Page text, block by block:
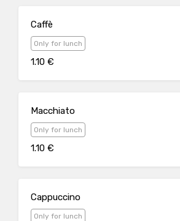
Caffè
Only for lunch
1.10 €
Macchiato
Only for lunch
1.10 €
Cappuccino
Only for lunch